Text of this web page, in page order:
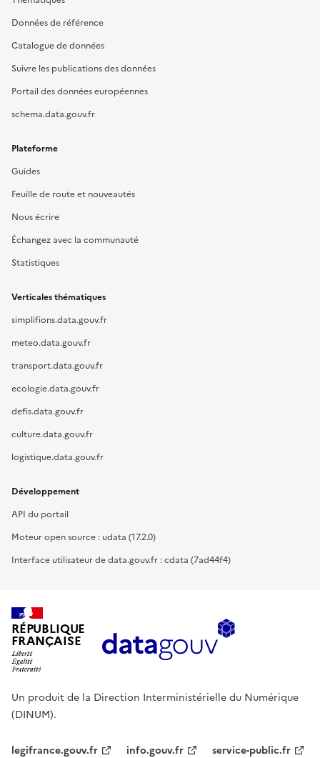
Données de référence
Catalogue de données
Suivre les publications des données
Portail des données européennes
schema.data.gouv.fr
Plateforme
Guides
Feuille de route et nouveautés
Nous écrire
Échangez avec la communauté
Statistiques
Verticales thématiques
simplifions.data.gouv.fr
meteo.data.gouv.fr
transport.data.gouv.fr
ecologie.data.gouv.fr
defis.data.gouv.fr
culture.data.gouv.fr
logistique.data.gouv.fr
Développement
API du portail
Moteur open source : udata (17.2.0)
Interface utilisateur de data.gouv.fr : cdata (7ad44f4)
RÉPUBLIQUE
FRANÇAISE
Un produit de la Direction Interministérielle du Numérique
(DINUM).
legifrance.gouv.fr info.gouv.fr service-public.fr